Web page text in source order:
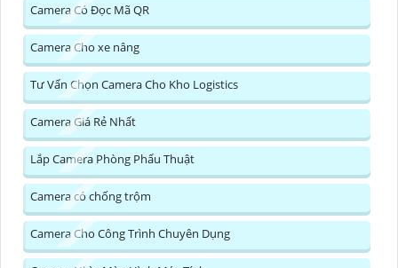
Camera Có Đọc Mã QR
Camera Cho xe nâng
Tư Vấn Chọn Camera Cho Kho Logistics
Camera Giá Rẻ Nhất
Lắp Camera Phòng Phẩu Thuật
Camera có chống trộm
Camera Cho Công Trình Chuyên Dụng